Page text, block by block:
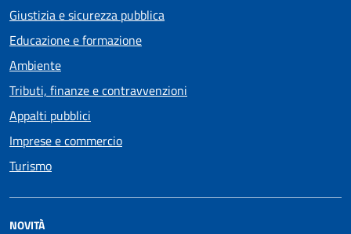
Giustizia e sicurezza pubblica
Educazione e formazione
Ambiente
Tributi, finanze e contravvenzioni
Appalti pubblici
Imprese e commercio
Turismo
NOVITÀ